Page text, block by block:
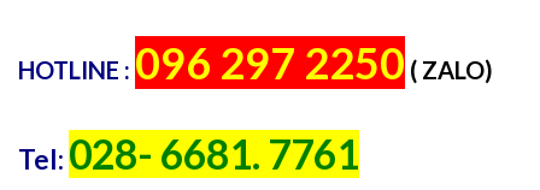
HOTLINE : 096 297 2250 ( ZALO)
Tel: 028- 6681. 7761